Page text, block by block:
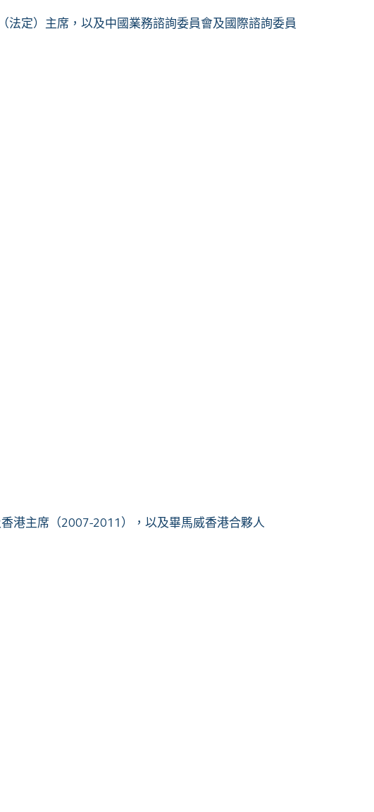
法定）主席，以及中國業務諮詢委員會及國際諮詢委員
港主席（2007-2011），以及畢馬威香港合夥人